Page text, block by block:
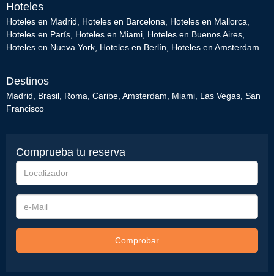
Hoteles
Hoteles en Madrid Hoteles en Barcelona Hoteles en Mallorca
Hoteles en París Hoteles en Miami Hoteles en Buenos Aires
Hoteles en Nueva York Hoteles en Berlín Hoteles en Amsterdam
Destinos
Madrid Brasil Roma Caribe Amsterdam Miami Las Vegas San
Francisco
Comprueba tu reserva
Localizador
e-
Mail
Comprobar